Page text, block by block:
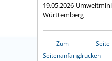
19.05.2026
Württemberg
Zum
Seitenanfang
Seite
drucken